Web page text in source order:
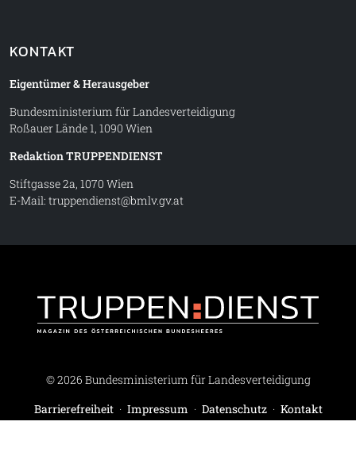
KONTAKT
Eigentümer & Herausgeber
Bundesministerium für Landesverteidigung
Roßauer Lände 1, 1090 Wien
Redaktion TRUPPENDIENST
Stiftgasse 2a, 1070 Wien
E-Mail: truppendienst@bmlv.gv.at
© 2026 Bundesministerium für Landesverteidigung
Barrierefreiheit · Impressum · Datenschutz · Kontakt